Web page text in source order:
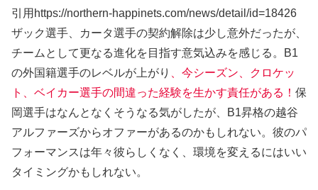
引用https://northern-happinets.com/news/detail/id=18426
ザック選手、カータ選手の契約解除は少し意外だったが、
チームとして更なる進化を目指す意気込みを感じる。B1
の外国籍選手のレベルが上がり
、今シーズン、クロケッ
ト、ベイカー選手の間違った経験を生かす責任がある！ 保
岡選手はなんとなくそうなる気がしたが、B1昇格の越谷
アルファーズからオファーがあるのかもしれない。彼のパ
フォーマンスは年々彼らしくなく、環境を変えるにはいい
タイミングかもしれない。